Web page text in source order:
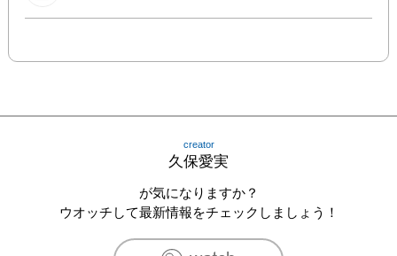
creator
久保愛実
が気になりますか？
ウオッチして最新情報をチェックしましょう！